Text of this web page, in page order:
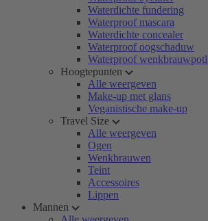
Waterdichte fundering
Waterproof mascara
Waterdichte concealer
Waterproof oogschaduw
Waterproof
Hoogtepunten
Alle weergeven
Make-up met glans
Veganistische make-up
Travel Size
Alle weergeven
Ogen
Wenkbrauwen
Teint
Accessoires
Lippen
Mannen